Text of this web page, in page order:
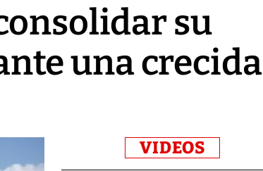
su
una crecida
VIDEOS